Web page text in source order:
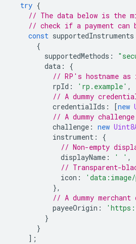
try {
// The data below is the
// check if a payment can
const supportedInstruments
{
supportedMethods :
data :
{
// RP's hostname
rpId : 'rp.example' ,
// A dummy
credentialIds : [new
// A dummy challenge
challenge : new
instrument :
{
// Non-empty
displayName : ' ' ,
// Transparent-
icon :
'data:image/
},
// A dummy
payeeOrigin :
}
}
];